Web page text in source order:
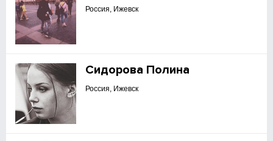
Россия, Ижевск
Сидорова Полина
Россия, Ижевск